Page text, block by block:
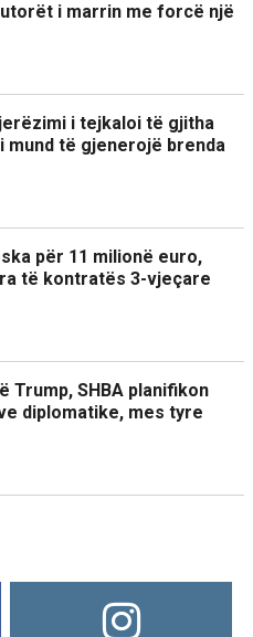
i marrin me forcë një
i tejkaloi të gjitha
të gjenerojë brenda
për 11 milionë euro,
të kontratës 3-vjeçare
SHBA planifikon
diplomatike, mes tyre